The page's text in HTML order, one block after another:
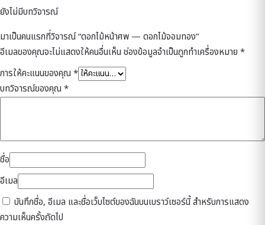
ยังไม่มีบทวิจารณ์
มาเป็นคนแรกที่วิจารณ์ “ดอกไม้หน้าศพ — ดอกไม้จอมทอง”
อีเมลของคุณจะไม่แสดงให้คนอื่นเห็น ช่องข้อมูลจำเป็นถูกทำเครื่องหมาย *
การให้คะแนนของคุณ *
บทวิจารณ์ของคุณ *
ชื่อ
อีเมล
บันทึกชื่อ, อีเมล และชื่อเว็บไซต์ของฉันบนเบราว์เซอร์นี้ สำหรับการแสดง
ความเห็นครั้งถัดไป